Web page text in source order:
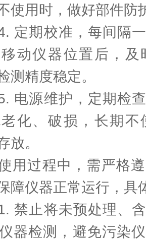
使用时，做好部件防
期校准，每间隔一
动仪器位置后，及
测精度稳定。
源维护，定期检查
化、破损，长期不
放。
过程中，需严格遵
障仪器正常运行，具
止将未预处理、含
器检测，避免污染